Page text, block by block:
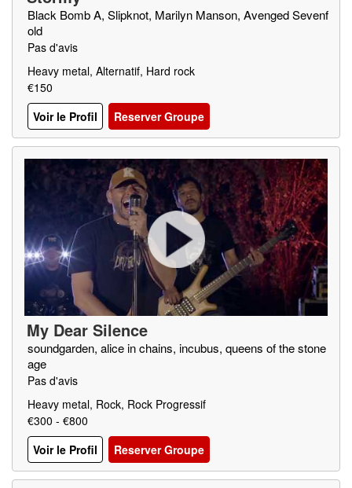
Black Bomb A, Slipknot, Marilyn Manson, Avenged Sevenf
old
Pas d'avis
Heavy metal, Alternatif, Hard rock
€150
Voir le Profil
Reserver Groupe
My Dear Silence
soundgarden, alice in chains, incubus, queens of the stone
age
Pas d'avis
Heavy metal, Rock, Rock Progressif
€300 - €800
Voir le Profil
Reserver Groupe